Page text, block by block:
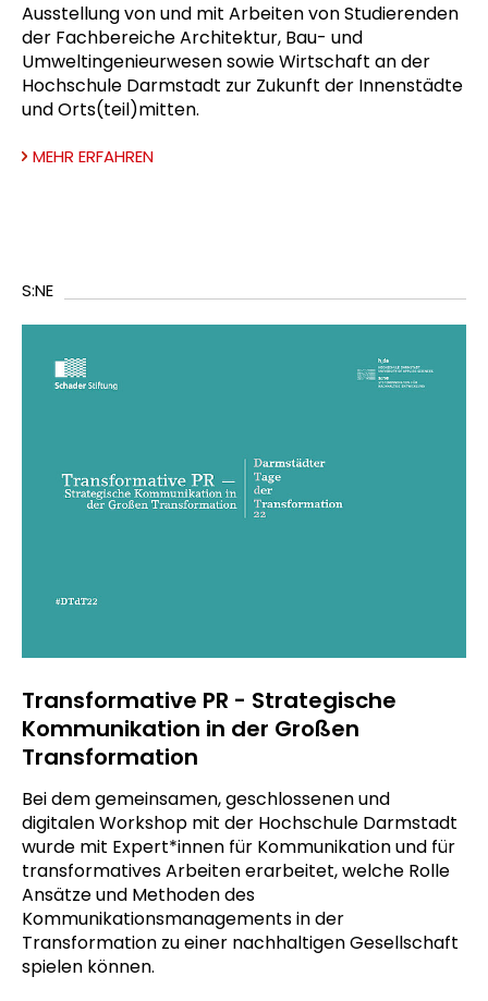
Ausstellung von und mit Arbeiten von Studierenden
der Fachbereiche Architektur, Bau- und
Umweltingenieurwesen sowie Wirtschaft an der
Hochschule Darmstadt zur Zukunft der Innenstädte
und Orts(teil)mitten.
MEHR ERFAHREN
S:NE
Transformative PR - Strategische
Kommunikation in der Großen
Transformation
Bei dem gemeinsamen, geschlossenen und
digitalen Workshop mit der Hochschule Darmstadt
wurde mit Expert*innen für Kommunikation und für
transformatives Arbeiten erarbeitet, welche Rolle
Ansätze und Methoden des
Kommunikationsmanagements in der
Transformation zu einer nachhaltigen Gesellschaft
spielen können.